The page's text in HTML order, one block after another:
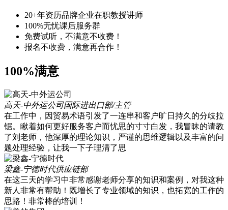
20+年资历品牌企业在职教授讲师
100%无忧课后服务群
免费试听，不满意不收费！
报名不收费，满意再合作！
100%满意
高天-中外运公司国际进出口部/主管
在工作中，因贸易术语引发了一连串和客户旷日持久的分歧拉
锯。瞅着如何更好服务客户而忧思的寸寸白发，我冒昧的请教
了刘老师，他深厚的理论知识，严谨的思维逻辑以及丰富的问
题处理经验，让我一下子理清了思
梁鑫-宁德时代供应链部
在这三天的学习中非常感谢老师分享的知识和案例，对我这种
新人非常有帮助！既增长了专业领域的知识，也拓宽的工作的
思路！非常棒的培训！